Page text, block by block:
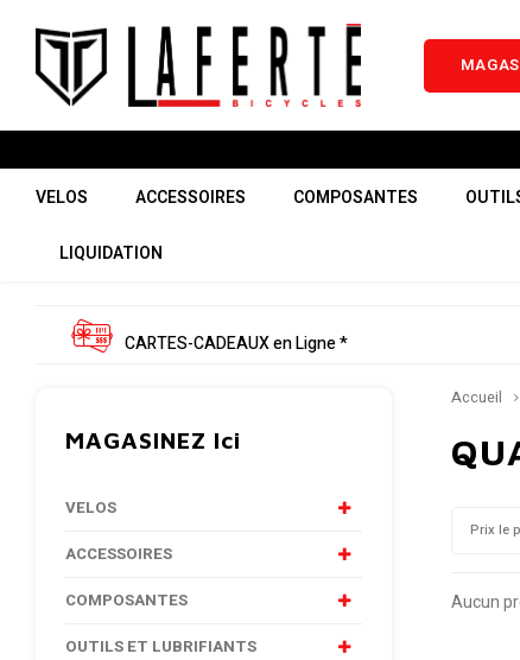
VELOS ACCESSOIRES COMPOSANTES
LIQUIDATION
CARTES-CADEAUX en Ligne *
MAGASINEZ Ici
VELOS
ACCESSOIRES
COMPOSANTES
OUTILS ET LUBRIFIANTS
Accueil
Prix le
Aucun